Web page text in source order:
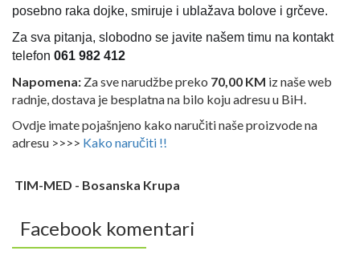
posebno raka dojke, smiruje i ublažava bolove i grčeve.
Za sva pitanja, slobodno se javite našem timu na kontakt
telefon 061 982 412
Napomena: Za sve narudžbe preko 70,00 KM iz naše web
radnje, dostava je besplatna na bilo koju adresu u BiH.
Ovdje imate pojašnjeno kako naručiti naše proizvode na
adresu >>>> Kako naručiti !!
TIM-MED - Bosanska Krupa
Facebook komentari